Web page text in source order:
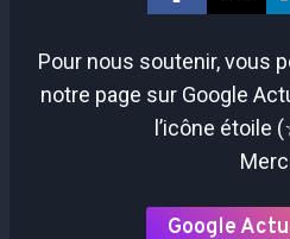
Pour nous soutenir, vous
notre page sur Google
l’icône étoile
Google